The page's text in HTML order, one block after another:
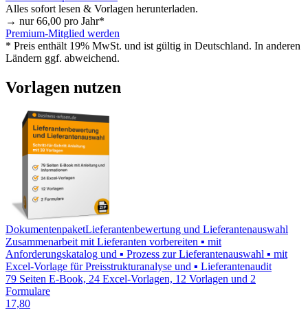
Alles sofort lesen & Vorlagen herunterladen.
→ nur66,00 pro Jahr*
Premium-Mitglied werden
* Preis enthält 19% MwSt. und ist gültig in Deutschland. In anderen
Ländern ggf. abweichend.
Vorlagen nutzen
DokumentenpaketLieferantenbewertung und Lieferantenauswahl
Zusammenarbeit mit Lieferanten vorbereiten ▪ mit
Anforderungskatalog und ▪ Prozess zur Lieferantenauswahl ▪ mit
Excel-Vorlage für Preisstrukturanalyse und ▪ Lieferantenaudit
79 Seiten E-Book, 24 Excel-Vorlagen, 12 Vorlagen und 2
Formulare
17,80